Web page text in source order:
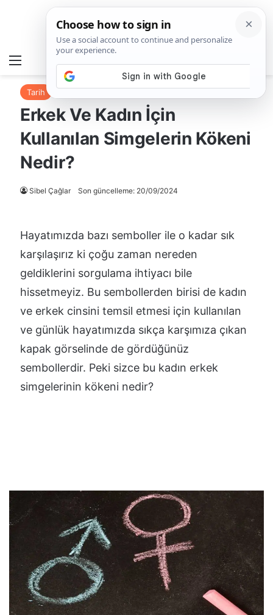
Menü
Matematiksel
Tarih
Erkek Ve Kadın İçin
Kullanılan Simgelerin Kökeni
Nedir?
Sibel Çağlar Son güncelleme: 20/09/2024
Hayatımızda bazı semboller ile o kadar sık
karşılaşırız ki çoğu zaman nereden
geldiklerini sorgulama ihtiyacı bile
hissetmeyiz. Bu sembollerden birisi de kadın
ve erkek cinsini temsil etmesi için kullanılan
ve günlük hayatımızda sıkça karşımıza çıkan
kapak görselinde de gördüğünüz
sembollerdir. Peki sizce bu kadın erkek
simgelerinin kökeni nedir?